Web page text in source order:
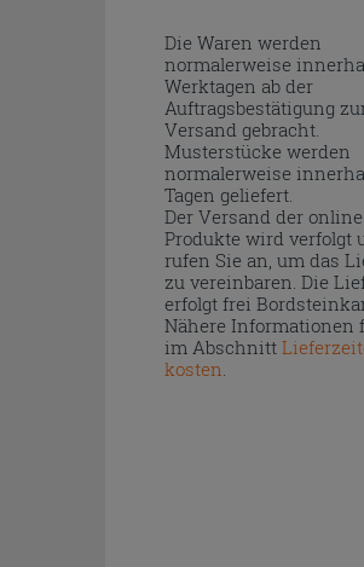
Die Waren werden
normalerweise
Werktagen ab der
Auftragsbestätigung
Versand gebracht.
Musterstücke werden
normalerweise
Tagen geliefert.
Der Versand der
Produkte wird verfolgt
rufen Sie an, um das
zu vereinbaren. Die
erfolgt frei
Nähere Informationen
im Abschnitt
kosten